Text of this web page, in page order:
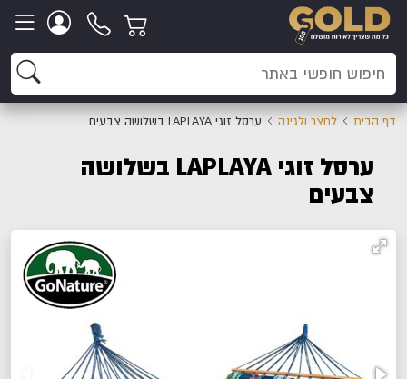
דף הבית לחצר ולגינה ערסל זוגי LAPLAYA בשלושה צבעים
ערסל זוגי LAPLAYA בשלושה
צבעים